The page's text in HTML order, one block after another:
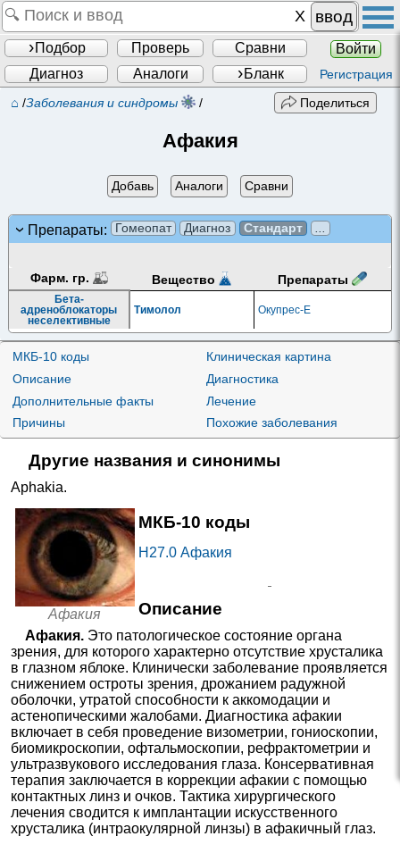
ввод
Подбор Проверь Сравни
Войти
Диагноз
Аналоги Бланк Регистрация
⌂ /Заболевания и синдромы / Поделиться
Афакия
Добавь Аналоги Сравни
Препараты: Гомеопат Диагноз Стандарт
Фарм. гр. Вещество Препараты
Бета-
адреноблокаторы
неселективные
Тимолол Окупрес-Е
МКБ-10 коды
Описание
Дополнительные факты
Причины
Клиническая картина
Диагностика
Лечение
Похожие заболевания
Другие названия и синонимы
Aphakia.
Афакия
МКБ-10 коды
H27.0 Афакия
Описание
Афакия. Это патологическое состояние органа
зрения, для которого характерно отсутствие хрусталика
в глазном яблоке. Клинически заболевание проявляется
снижением остроты зрения, дрожанием радужной
оболочки, утратой способности к аккомодации и
астенопическими жалобами. Диагностика афакии
включает в себя проведение визометрии, гониоскопии,
биомикроскопии, офтальмоскопии, рефрактометрии и
ультразвукового исследования глаза. Консервативная
терапия заключается в коррекции афакии с помощью
контактных линз и очков. Тактика хирургического
лечения сводится к имплантации искусственного
хрусталика (интраокулярной линзы) в афакичный глаз.